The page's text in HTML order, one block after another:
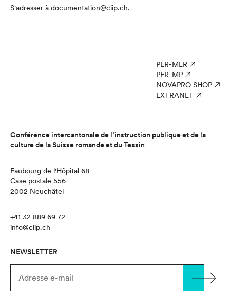
S'adresser à documentation@ciip.ch.
PER-MER
PER-MP
NOVAPRO SHOP
EXTRANET
Conférence intercantonale de l’instruction publique et de la
culture de la Suisse romande et du Tessin
Faubourg de l'Hôpital 68
Case postale 556
2002 Neuchâtel
+41 32 889 69 72
info@ciip.ch
NEWSLETTER